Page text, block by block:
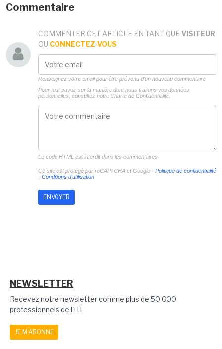
Commentaire
COMMENTER CET ARTICLE EN TANT QUE VISITEUR
OU CONNECTEZ-VOUS
Renseignez votre email pour être prévenu d'un nouveau commentaire
Pour tout savoir sur la manière dont nous traitons vos données
personnelles, consultez notre Charte de Confidentialité.
Le code HTML est interdit dans les commentaires
Ce site est protégé par reCAPTCHA et Google - Politique de confidentialité
- Conditions d'utilisation
NEWSLETTER
Recevez notre newsletter comme plus de 50 000
professionnels de l'IT!
JE M'ABONNE